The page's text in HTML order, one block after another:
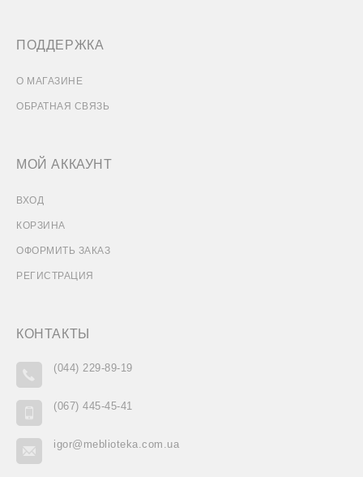
ПОДДЕРЖКА
О МАГАЗИНЕ
ОБРАТНАЯ СВЯЗЬ
МОЙ АККАУНТ
ВХОД
КОРЗИНА
ОФОРМИТЬ ЗАКАЗ
РЕГИСТРАЦИЯ
КОНТАКТЫ
(044) 229-89-19
(067) 445-45-41
igor@meblioteka.com.ua